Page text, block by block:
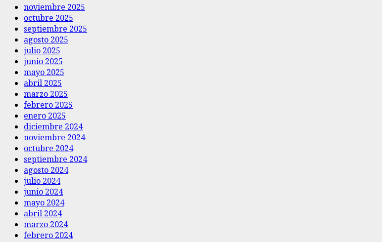
noviembre 2025
octubre 2025
septiembre 2025
agosto 2025
julio 2025
junio 2025
mayo 2025
abril 2025
marzo 2025
febrero 2025
enero 2025
diciembre 2024
noviembre 2024
octubre 2024
septiembre 2024
agosto 2024
julio 2024
junio 2024
mayo 2024
abril 2024
marzo 2024
febrero 2024